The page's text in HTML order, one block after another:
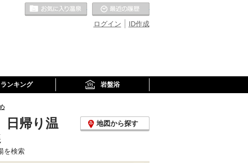
ID作成
ログイン
お気に入りの温泉
ランキング 岩盤浴
日帰り温
地図から探す
を検索